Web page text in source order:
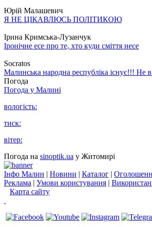
Юрій Малашевич
Я НЕ ЦІКАВЛЮСЬ ПОЛІТИКОЮ
Ірина Кримська-Лузанчук
Іронічне есе про те, хто куди сміття несе
Socratos
Малинська народна республіка існує!!! Не
Погода
Погода у Малині
вологість:
тиск:
вітер:
Погода на sinoptik.ua у Житомирі
Інфо Малин | Новини | Каталог |
Реклама | Умови користування |
Карта сайту